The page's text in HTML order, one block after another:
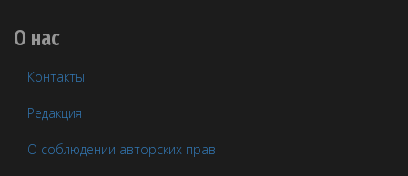
О нас
Контакты
Редакция
О соблюдении авторских прав